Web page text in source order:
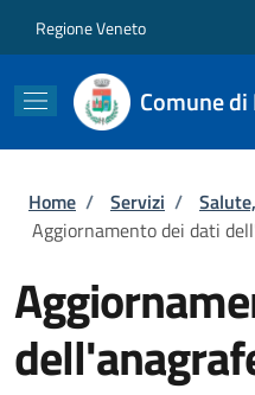
Regione Veneto
Comune
Briciole di
Home / Servizi /
Aggiornamento dei dati